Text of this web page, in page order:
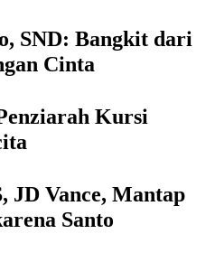
SND: Bangkit dari
Cinta
Kursi
JD Vance, Mantap
Santo